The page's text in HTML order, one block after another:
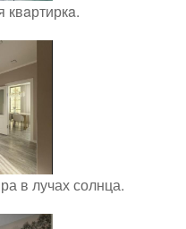
в лучах солнца.